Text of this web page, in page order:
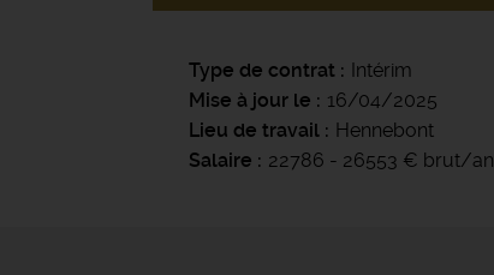
Type de contrat
Intérim
Mise à jour le
16/04/2025
Lieu de travail
Hennebont
Salaire
22786 - 26553 € brut/an